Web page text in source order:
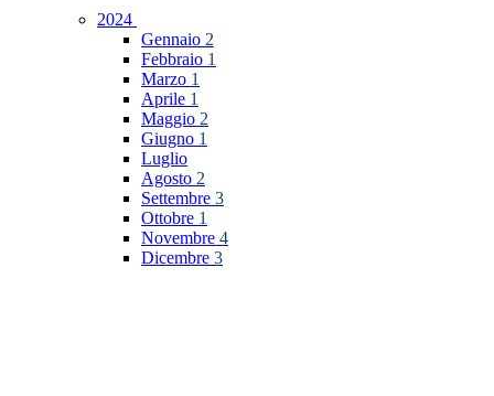
2024
Gennaio 2
Febbraio 1
Marzo 1
Aprile 1
Maggio 2
Giugno 1
Luglio
Agosto 2
Settembre 3
Ottobre 1
Novembre 4
Dicembre 3